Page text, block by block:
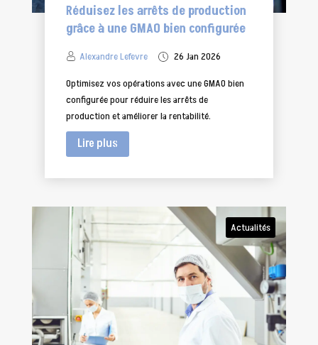
Réduisez les arrêts de production
grâce à une GMAO bien configurée
Alexandre Lefevre
26 Jan 2026
Optimisez vos opérations avec une GMAO bien
configurée pour réduire les arrêts de
production et améliorer la rentabilité.
Lire plus
Actualités